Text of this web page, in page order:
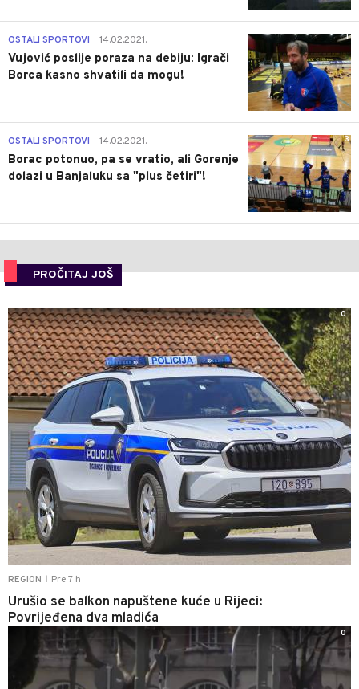
1
OSTALI SPORTOVI 14.02.2021.
Vujović poslije poraza na debiju: Igrači
Borca kasno shvatili da mogu!
3
OSTALI SPORTOVI 14.02.2021.
Borac potonuo, pa se vratio, ali Gorenje
dolazi u Banjaluku sa "plus četiri"!
PROČITAJ JOŠ
REGION Pre 7 h
Urušio se balkon napuštene kuće u Rijeci:
Povrijeđena dva mladića
0
0